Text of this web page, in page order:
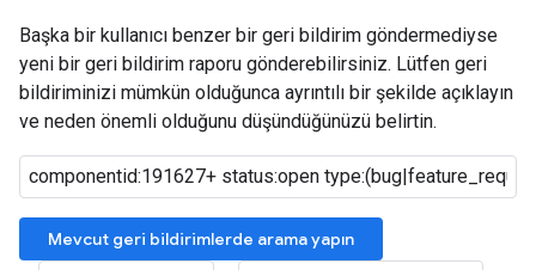
Başka bir kullanıcı benzer bir geri bildirim göndermediyse
yeni bir geri bildirim raporu gönderebilirsiniz. Lütfen geri
bildiriminizi mümkün olduğunca ayrıntılı bir şekilde açıklayın
ve neden önemli olduğunu düşündüğünüzü belirtin.
Mevcut geri bildirimlerde arama yapın